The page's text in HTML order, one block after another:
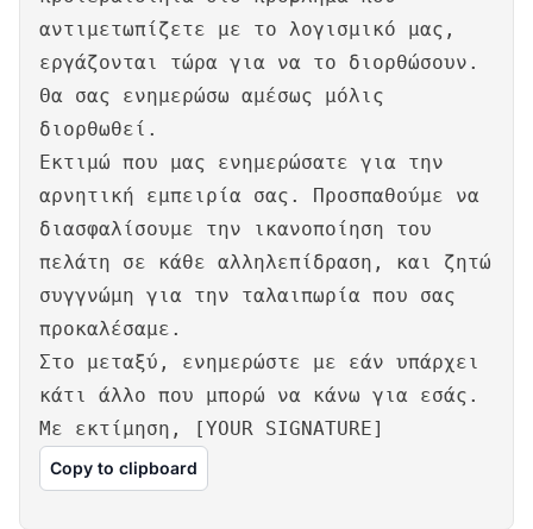
αντιμετωπίζετε με το λογισμικό μας,
εργάζονται τώρα για να το διορθώσουν.
Θα σας ενημερώσω αμέσως μόλις
διορθωθεί.
Εκτιμώ που μας ενημερώσατε για την
αρνητική εμπειρία σας. Προσπαθούμε να
διασφαλίσουμε την ικανοποίηση του
πελάτη σε κάθε αλληλεπίδραση, και ζητώ
συγγνώμη για την ταλαιπωρία που σας
προκαλέσαμε.
Στο μεταξύ, ενημερώστε με εάν υπάρχει
κάτι άλλο που μπορώ να κάνω για εσάς.
Με εκτίμηση, [YOUR SIGNATURE]
Copy to clipboard